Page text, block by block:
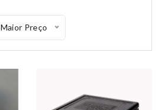
Maior Preço